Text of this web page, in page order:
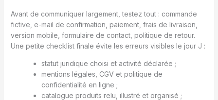
Avant de communiquer largement, testez tout : commande
fictive, e-mail de confirmation, paiement, frais de livraison,
version mobile, formulaire de contact, politique de retour.
Une petite checklist finale évite les erreurs visibles le jour J :
statut juridique choisi et activité déclarée ;
mentions légales, CGV et politique de
confidentialité en ligne ;
catalogue produits relu, illustré et organisé ;